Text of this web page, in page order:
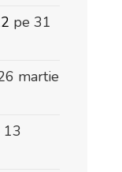
pe 31
martie
13